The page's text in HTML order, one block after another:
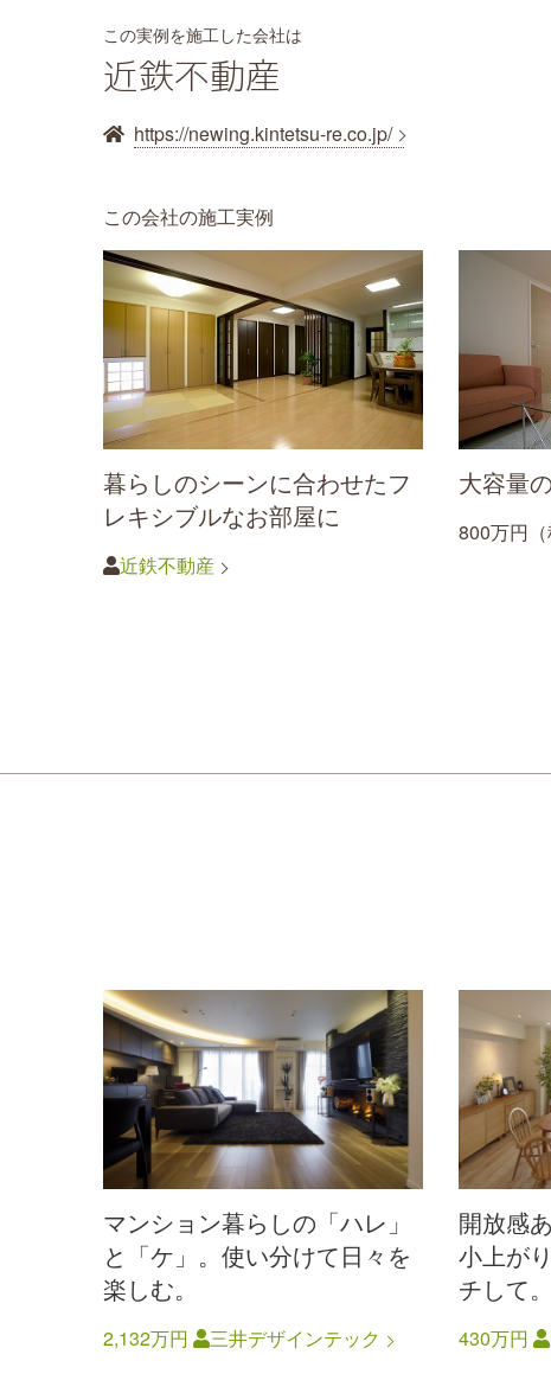
この実例を施工した会社は
近鉄不動産
https://newing.kintetsu-re.co.jp/
この会社の施工実例
暮らしのシーンに合わせたフ
レキシブルなお部屋に
近鉄不動産
大容量
800万円（
マンション暮らしの「ハレ」
と「ケ」。使い分けて日々を
楽しむ。
2,132万円 三井デザインテック
開放感
小上が
チして。
430万円